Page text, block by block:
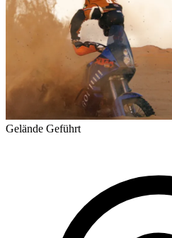
Gelände Geführt